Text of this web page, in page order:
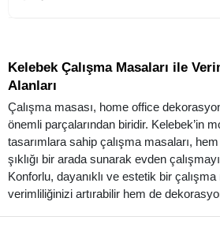
Kelebek Çalışma Masaları ile
Alanları
Çalışma masası, home office
önemli parçalarından biridir. Kelebek’in
tasarımlara sahip çalışma masaları,
şıklığı bir arada sunarak evden
Konforlu, dayanıklı ve estetik bir
verimliliğinizi artırabilir hem de